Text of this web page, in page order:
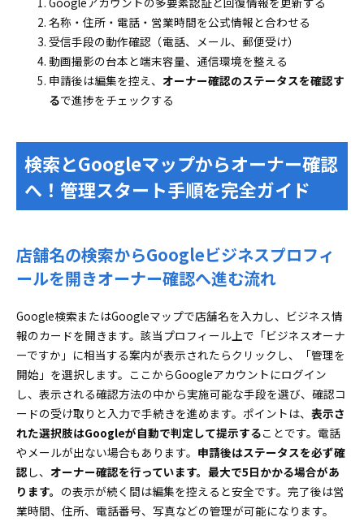
名称・住所・電話・営業時間を公式情報と合わせる
受信手段の動作確認（電話、メール、郵便受け）
動画撮影の台本と端末容量、通信環境を整える
申請後は編集を控え、 オーナー確認のステータスを確認す
るで進捗をチェックする
検索とGoogleマップからオーナー確認
へ！管理スタート手順を完全ガイド
店舗名の検索からGoogleビジネスプロフィ
ールを開きオーナー確認へ進む流れ
Google検索またはGoogleマップで店舗名を入力し、ビジネス情
報のカードを開きます。該当プロフィール上で「ビジネスオーナ
ーですか」に相当する案内が表示されたらクリックし、「管理を
開始」を選択します。ここからGoogleアカウントにログイン
し、表示される確認方法の中から実施可能な手段を選び、確認コ
ードの受け取りと入力で手続きを進めます。ポイントは、 表示さ
れた選択肢はGoogleが自動で判定して提示することです。電話
やメールが出ない場合もあります。 申請後はステータスを必ず確
認し、 オーナー確認を行っています。最大で5日かかる場合があ
ります。 の表示が続く間は編集を控えると安全です。完了後は営
業時間、住所、電話番号、写真などの管理が可能になります。